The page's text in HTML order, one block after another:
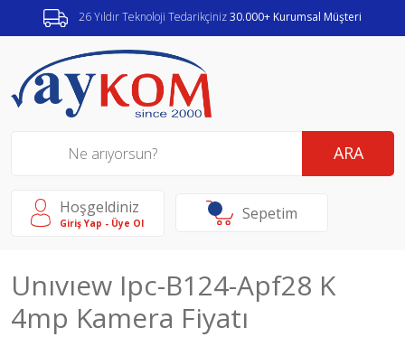
26 Yıldır Teknoloji Tedarikçiniz30.000+ Kurumsal Müşteri
ARA
Hoşgeldiniz
Giriş Yap - Üye Ol Sepetim
Unıvıew Ipc-B124-Apf28 K
4mp Kamera Fiyatı